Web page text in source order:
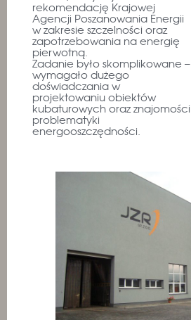
rekomendację Krajowej
Agencji Poszanowania Energii
w zakresie szczelności oraz
zapotrzebowania na energię
pierwotną.
Zadanie było skomplikowane –
wymagało dużego
doświadczania w
projektowaniu obiektów
kubaturowych oraz znajomości
problematyki
energooszczędności.